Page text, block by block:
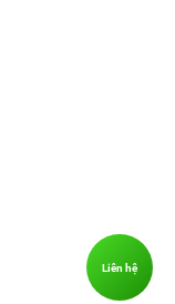
Liên hệ